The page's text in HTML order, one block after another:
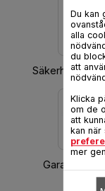
Du kan
alla
du
att
Klicka
om de
att
kan när
mer